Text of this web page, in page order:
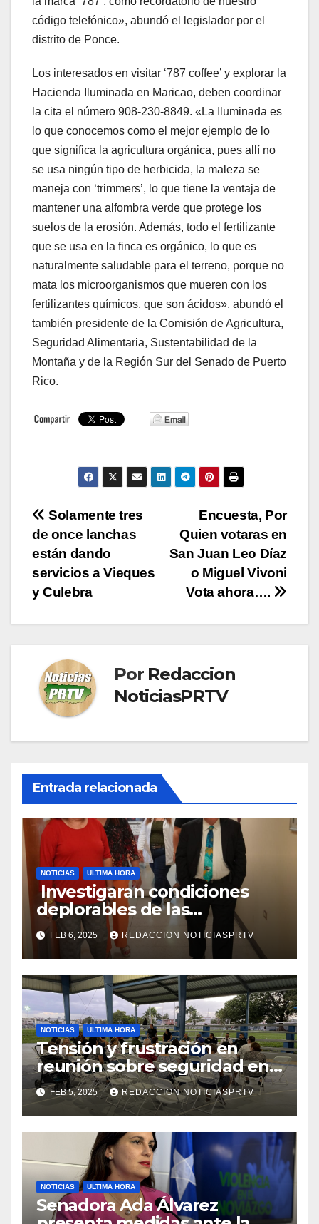
código telefónico», abundó el legislador por el
distrito de Ponce.
Los interesados en visitar ‘787 coffee’ y explorar la
Hacienda Iluminada en Maricao, deben coordinar
la cita el número 908-230-8849. «La Iluminada es
lo que conocemos como el mejor ejemplo de lo
que significa la agricultura orgánica, pues allí no
se usa ningún tipo de herbicida, la maleza se
maneja con ‘trimmers’, lo que tiene la ventaja de
mantener una alfombra verde que protege los
suelos de la erosión. Además, todo el fertilizante
que se usa en la finca es orgánico, lo que es
naturalmente saludable para el terreno, porque no
mata los microorganismos que mueren con los
fertilizantes químicos, que son ácidos», abundó el
también presidente de la Comisión de Agricultura,
Seguridad Alimentaria, Sustentabilidad de la
Montaña y de la Región Sur del Senado de Puerto
Rico.
Navegación
de
entradas
Encuesta, Por
Quien votaras en
San Juan Leo Díaz
o Miguel Vivoni
Vota ahora….
Solamente tres
de once lanchas
están dando
servicios a Vieques
y Culebra
Por Redaccion
NoticiasPRTV
Entrada relacionada
NOTICIAS ULTIMA HORA
Investigaran condiciones
deplorables de las
facilidades el Departamento
de la Salud en Mayagüez
FEB 6, 2025 REDACCION NOTICIASPRTV
NOTICIAS ULTIMA HORA
Tensión y frustración en
reunión sobre seguridad en
Reparto Metropolitano
FEB 5, 2025 REDACCION NOTICIASPRTV
NOTICIAS ULTIMA HORA
Senadora Ada Álvarez